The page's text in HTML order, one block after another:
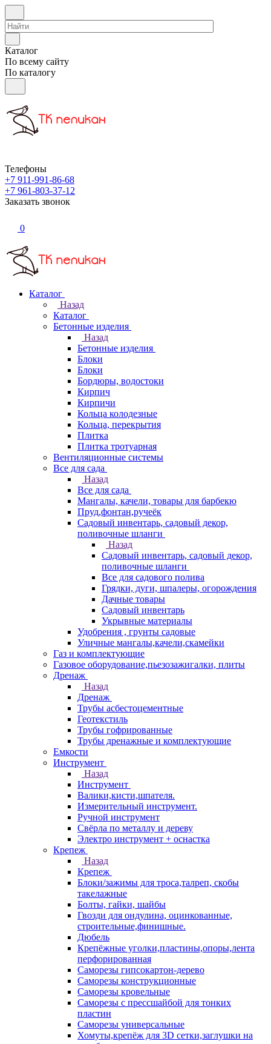
Каталог
По всему сайту
По каталогу
Телефоны
+7 911-991-86-68
+7 961-803-37-12
Заказать звонок
0
Каталог
Назад
Каталог
Бетонные изделия
Назад
Бетонные изделия
Блоки
Блоки
Бордюры, водостоки
Кирпич
Кирпичи
Кольца колодезные
Кольца, перекрытия
Плитка
Плитка тротуарная
Вентиляционные системы
Все для сада
Назад
Все для сада
Мангалы, качели, товары для барбекю
Пруд,фонтан,ручеёк
Садовый инвентарь, садовый декор,
поливочные шланги
Назад
Садовый инвентарь, садовый декор,
поливочные шланги
Все для садового полива
Грядки, дуги, шпалеры, огорождения
Дачные товары
Садовый инвентарь
Укрывные материалы
Удобрения , грунты садовые
Уличные мангалы,качели,скамейки
Газ и комплектующие
Газовое оборудование,пьезозажигалки, плиты
Дренаж
Назад
Дренаж
Трубы асбестоцементные
Геотекстиль
Трубы гофрированные
Трубы дренажные и комплектующие
Емкости
Инструмент
Назад
Инструмент
Валики,кисти,шпателя.
Измерительный инструмент.
Ручной инструмент
Свёрла по металлу и дереву
Электро инструмент + оснастка
Крепеж
Назад
Крепеж
Блоки/зажимы для троса,талреп, скобы
такелажные
Болты, гайки, шайбы
Гвозди для ондулина, оцинкованные,
строительные,финишные.
Дюбель
Крепёжные уголки,пластины,опоры,лента
перфорированная
Саморезы гипсокартон-дерево
Саморезы конструкционные
Саморезы кровельные
Саморезы с прессшайбой для тонких
пластин
Саморезы универсальные
Хомуты,крепёж для 3D сетки,заглушки на